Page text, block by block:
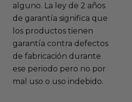
alguno. La ley de 2 años
de garantía significa que
los productos tienen
garantía contra defectos
de fabricación durante
ese periodo pero no por
mal uso o uso indebido.